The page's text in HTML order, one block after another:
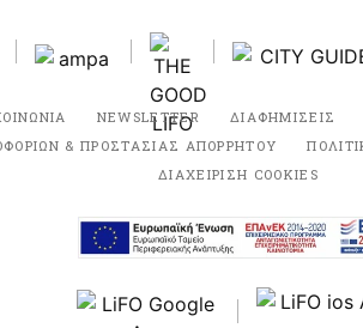
NEWSLETTER ΔΙΑΦΗΜΙΣΕΙΣ
& ΠΡΟΣΤΑΣΙΑΣ ΑΠΟΡΡΗΤΟΥ
ΔΙΑΧΕΙΡΙΣΗ COOKIES